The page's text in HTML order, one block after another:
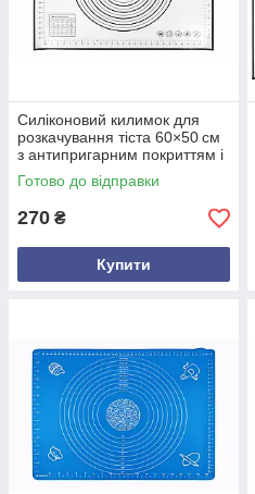
Силіконовий килимок для
розкачування тіста 60×50 см
з антипригарним покриттям і
маркуванням для тіста
Готово до відправки
270 ₴
Купити